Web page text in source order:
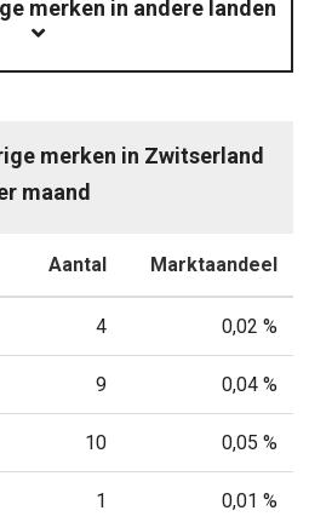
merken in andere landen
merken in Zwitserland
maand
Aantal Marktaandeel
4 0,02 %
9 0,04 %
10 0,05 %
1 0,01 %